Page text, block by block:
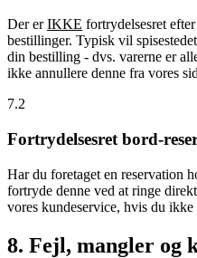
Der erIKKE fortrydelsesret
bestillinger. Typisk vil
din bestilling - dvs. varerne er
ikke annullere denne fra vores
7.2
Fortrydelsesret bord-
Har du foretaget en reservation
fortryde denne ved at ringe
vores kundeservice, hvis du
8. Fejl, mangler og